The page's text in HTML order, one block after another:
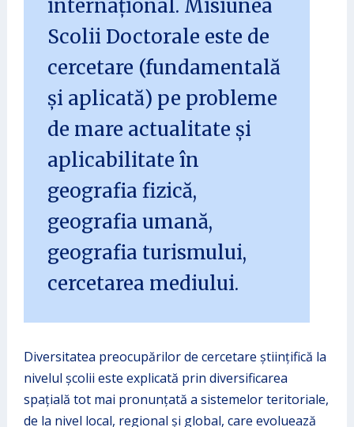
internațional. Misiunea
Scolii Doctorale este de
cercetare (fundamentală
și aplicată) pe probleme
de mare actualitate și
aplicabilitate în
geografia fizică,
geografia umană,
geografia turismului,
cercetarea mediului.
Diversitatea preocupărilor de cercetare științifică la
nivelul școlii este explicată prin diversificarea
spațială tot mai pronunțată a sistemelor teritoriale,
de la nivel local, regional și global, care evoluează